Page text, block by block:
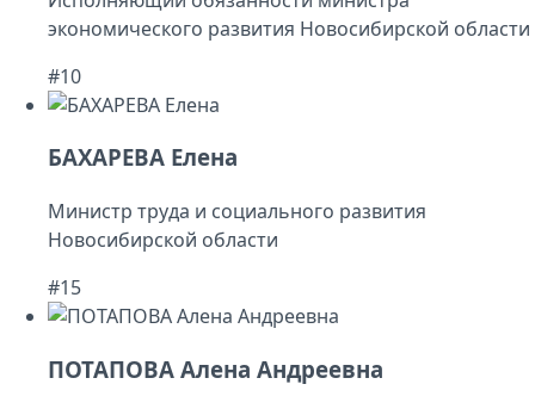
экономического развития Новосибирской области
#10
БАХАРЕВА Елена
Министр труда и социального развития
Новосибирской области
#15
ПОТАПОВА Алена Андреевна